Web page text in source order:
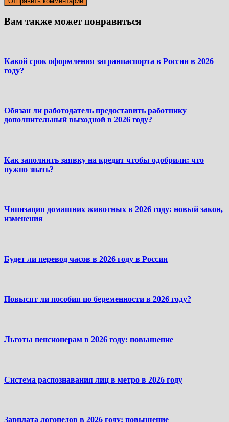
Вам также может понравиться
Какой срок оформления загранпаспорта в России в 2026
году?
Обязан ли работодатель предоставить работнику
дополнительный выходной в 2026 году?
Как заполнить заявку на кредит чтобы одобрили: что
нужно знать?
Чипизация домашних животных в 2026 году: новый закон,
изменения
Будет ли перевод часов в 2026 году в России
Повысят ли пособия по беременности в 2026 году?
Льготы пенсионерам в 2026 году: повышение
Система распознавания лиц в метро в 2026 году
Зарплата логопедов в 2026 году: повышение